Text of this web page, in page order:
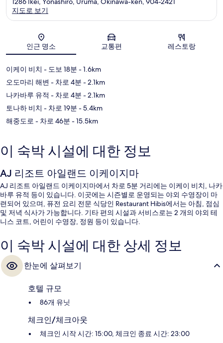
지도
지도로 보기
인근 명소 교통편 레스토랑
이케이 비치 - 도보 18분 - 1.6km
오도마리 해변 - 차로 4분 - 2.1km
나카바루 유적 - 차로 4분 - 2.1km
토나하 비치 - 차로 19분 - 5.4km
해중도로 - 차로 46분 - 15.5km
이 숙박 시설에 대한 정보
AJ 리조트 아일랜드 이케이지마
AJ 리조트 아일랜드 이케이지마에서 차로 5분 거리에는 이케이 비치, 나카
바루 유적 등이 있습니다. 이곳에는 시즌별로 운영되는 야외 수영장이 마
련되어 있으며, 퓨전 요리 전문 식당인 Restaurant Hibis에서는 아침, 점심
및 저녁 식사가 가능합니다. 기타 편의 시설과 서비스로는 2 개의 야외 테
니스 코트, 어린이 수영장, 정원 등이 있습니다.
이 숙박 시설에 대한 상세 정보
한눈에 살펴보기
호텔 규모
86개 유닛
체크인/체크아웃
체크인 시작 시간: 15:00, 체크인 종료 시간: 23:00